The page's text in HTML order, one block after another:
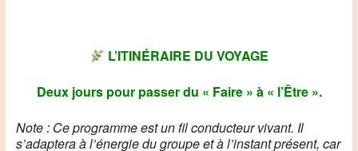
L’ITINÉRAIRE DU VOYAGE
Deux jours pour passer du « Faire » à « l’Être ».
Note : Ce programme est un fil conducteur vivant. Il
s’adaptera à l’énergie du groupe et à l’instant présent, car